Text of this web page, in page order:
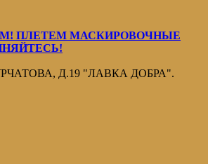
ПЛЕТЕМ МАСКИРОВОЧНЫЕ
Д.19 "ЛАВКА ДОБРА".